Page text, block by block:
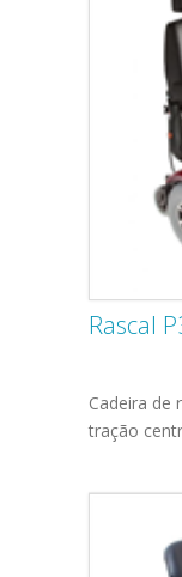
Rascal
Cadeira de
tração